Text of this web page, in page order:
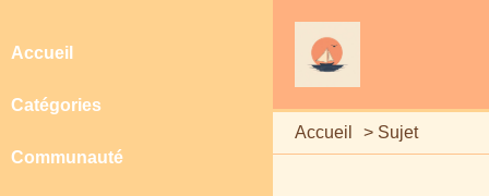
Accueil > Sujet
Accueil
Catégories
Communauté